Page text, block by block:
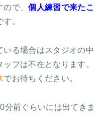
ので、個人練習で来たこ
す。
いる場合はスタジオの中
フは不在となります。
でお待ちください。
分前ぐらいには出てきま